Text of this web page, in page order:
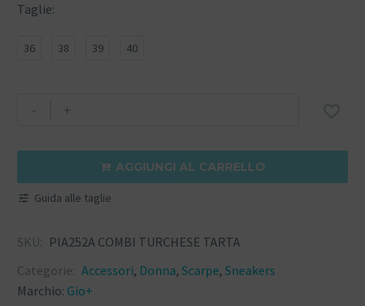
Taglie
36 38 39 40
- +
 AGGIUNGI AL CARRELLO
Guida alle taglie
SKU: PIA252A COMBI TURCHESE TARTA
Categorie: Accessori, Donna, Scarpe, Sneakers
Marchio: Gio+